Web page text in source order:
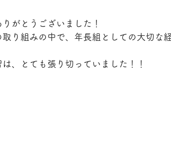
がとうございました！
り組みの中で、年長組としての大切な
、とても張り切っていました！！